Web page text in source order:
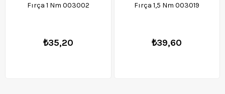
Fırça 1 Nm 003002
₺35,20
Fırça 1,5 Nm 003019
₺39,60